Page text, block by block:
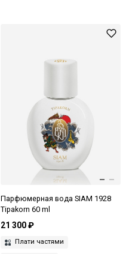
Парфюмерная вода SIAM 1928
Tipakorn 60 ml
21 300 ₽
Плати частями